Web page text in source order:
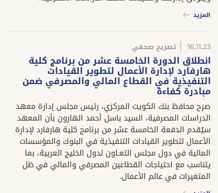
المزيد
16.11.23 تصريح صحفي
انطلاق الدورة الخامسة عشر من برنامج كلية
هارفارد لإدارة الأعمال لتطوير القيادات
التنفيذية في القطاع المالي والمصرفي ضمن
مبادرة كفاءة
صرح محافظ بنك الكويت المركزي، رئيس مجلس إدارة معهد
الدراسات المصرفية، السيد باسل أحمد الهارون بأن المعهد
سيُقدم الدفعة الخامسة عشر من برنامج كلية هارفارد لإدارة
الأعمال لتطوير القيادات التنفيذية في البنوك والمؤسسات
المالية في دول مجلس التعـاون لدول الخليج العربية، بما
يتناسب مع احتياجات القطاعين المصرفي والمالي في ظل
المتغيرات في عالم الأعمال.